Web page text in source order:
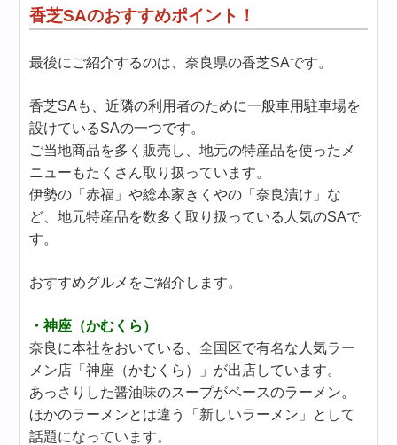
香芝SAのおすすめポイント！
最後にご紹介するのは、奈良県の香芝SAです。
香芝SAも、近隣の利用者のために一般車用駐車場を
設けているSAの一つです。
ご当地商品を多く販売し、地元の特産品を使ったメ
ニューもたくさん取り扱っています。
伊勢の「赤福」や総本家きくやの「奈良漬け」な
ど、地元特産品を数多く取り扱っている人気のSAで
す。
おすすめグルメをご紹介します。
・神座（かむくら）
奈良に本社をおいている、全国区で有名な人気ラー
メン店「神座（かむくら）」が出店しています。
あっさりした醤油味のスープがベースのラーメン。
ほかのラーメンとは違う「新しいラーメン」として
話題になっています。